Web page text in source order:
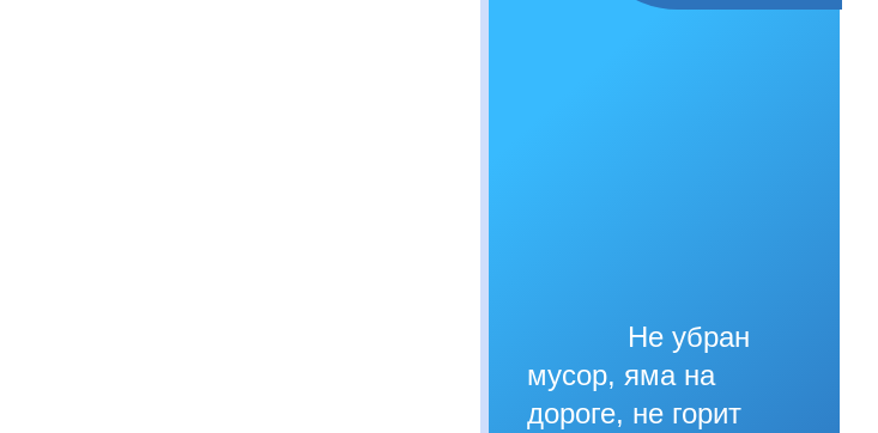
Не убран
мусор, яма на
дороге, не горит